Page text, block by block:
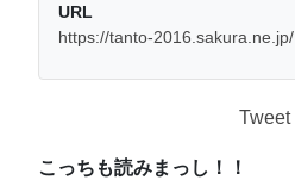
URL
https://tanto-2016.sakura.ne.jp/
Tweet
こっちも読みまっし！！